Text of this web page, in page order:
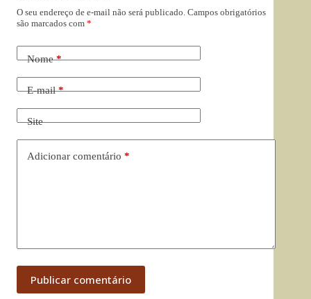
O seu endereço de e-mail não será publicado. Campos obrigatórios
são marcados com *
Nome*
E-mail*
Site
Adicionar comentário *
Publicar comentário